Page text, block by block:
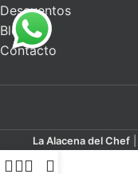
Descuentos
Blog
Contacto
La Alacena del Chef